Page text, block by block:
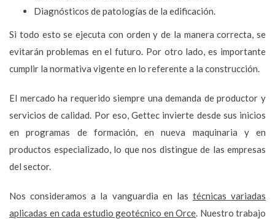
Diagnósticos de patologías de la edificación.
Si todo esto se ejecuta con orden y de la manera correcta, se
evitarán problemas en el futuro. Por otro lado, es importante
cumplir la normativa vigente en lo referente a la construcción.
El mercado ha requerido siempre una demanda de productor y
servicios de calidad. Por eso, Gettec invierte desde sus inicios
en programas de formación, en nueva maquinaria y en
productos especializado, lo que nos distingue de las empresas
del sector.
Nos consideramos a la vanguardia en las técnicas variadas
aplicadas en cada estudio geotécnico en Orce. Nuestro trabajo